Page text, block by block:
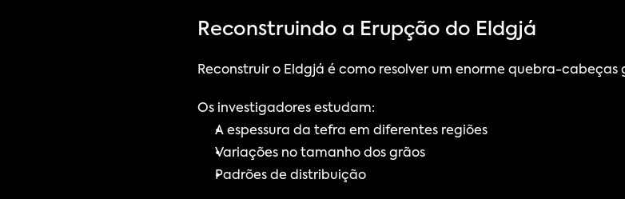
Reconstruindo a Erupção do Eldgjá
Reconstruir o Eldgjá é como resolver um enorme quebra-cabeças
Os investigadores estudam:
A espessura da tefra em diferentes regiões
Variações no tamanho dos grãos
Padrões de distribuição